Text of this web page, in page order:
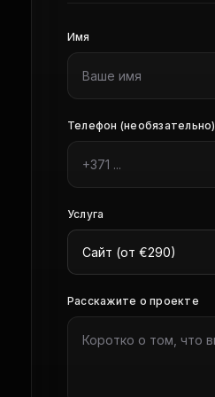
Имя
Телефон (необязательно)
Услуга
Расскажите о проекте